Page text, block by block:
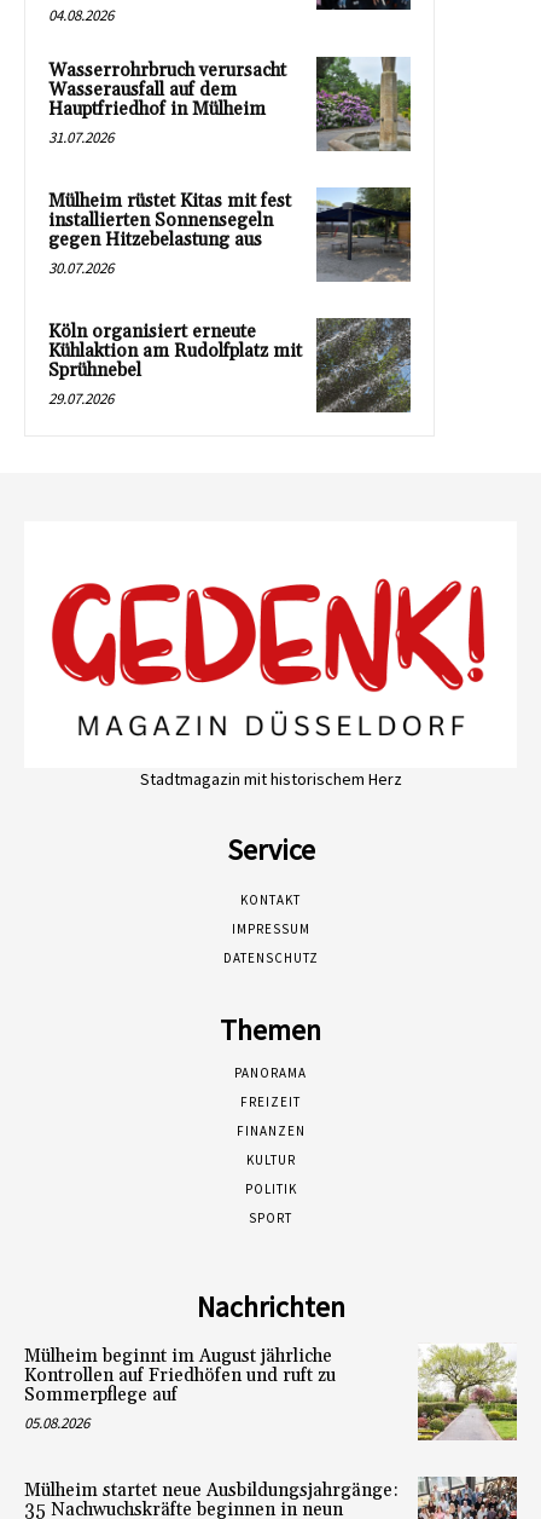
04.08.2026
Wasserrohrbruch verursacht
Wasserausfall auf dem
Hauptfriedhof in Mülheim
31.07.2026
Mülheim rüstet Kitas mit fest
installierten Sonnensegeln
gegen Hitzebelastung aus
30.07.2026
Köln organisiert erneute
Kühlaktion am Rudolfplatz mit
Sprühnebel
29.07.2026
Stadtmagazin mit historischem Herz
Service
KONTAKT
IMPRESSUM
DATENSCHUTZ
Themen
PANORAMA
FREIZEIT
FINANZEN
KULTUR
POLITIK
SPORT
Nachrichten
Mülheim beginnt im August jährliche
Kontrollen auf Friedhöfen und ruft zu
Sommerpflege auf
05.08.2026
Mülheim startet neue Ausbildungsjahrgänge:
35 Nachwuchskräfte beginnen in neun